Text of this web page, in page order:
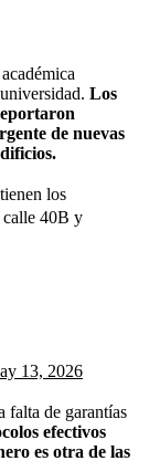
Los
de nuevas
los
calle 40B y
13, 2026
falta de garantías
efectivos
es otra de las